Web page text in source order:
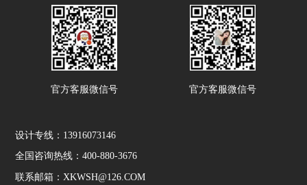
官方客服微信号 官方客服微信号
设计专线：13916073146
全国咨询热线：400-880-3676
联系邮箱：XKWSH@126.COM